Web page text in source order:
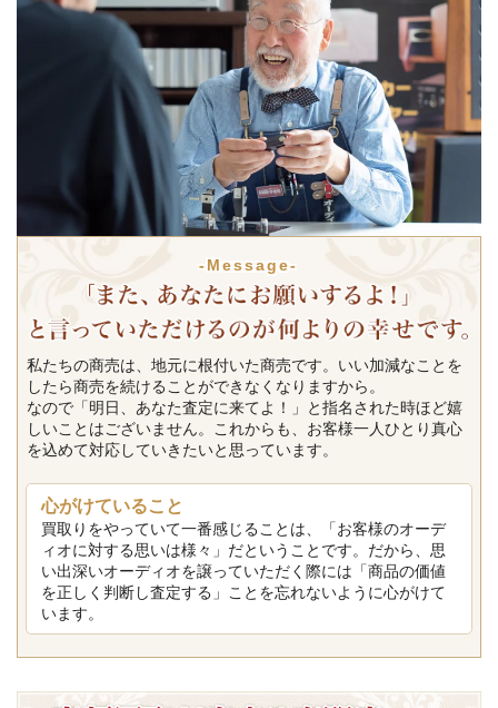
-Message-
私たちの商売は、地元に根付いた商売です。いい加減なことを
したら商売を続けることができなくなりますから。
なので「明日、あなた査定に来てよ！」と指名された時ほど嬉
しいことはございません。これからも、お客様一人ひとり真心
を込めて対応していきたいと思っています。
心がけていること
買取りをやっていて一番感じることは、「お客様のオーデ
ィオに対する思いは様々」だということです。だから、思
い出深いオーディオを譲っていただく際には「商品の価値
を正しく判断し査定する」ことを忘れないように心がけて
います。